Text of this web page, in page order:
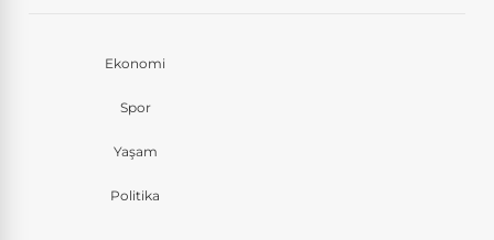
Ekonomi
Spor
Yaşam
Politika